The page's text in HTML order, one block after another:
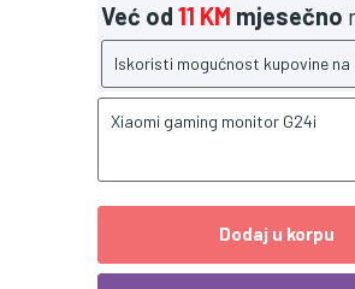
Već od 11 KM mjesečno
Iskoristi mogućnost kupovine
Xiaomi gaming monitor G24i
Dodaj u korpu